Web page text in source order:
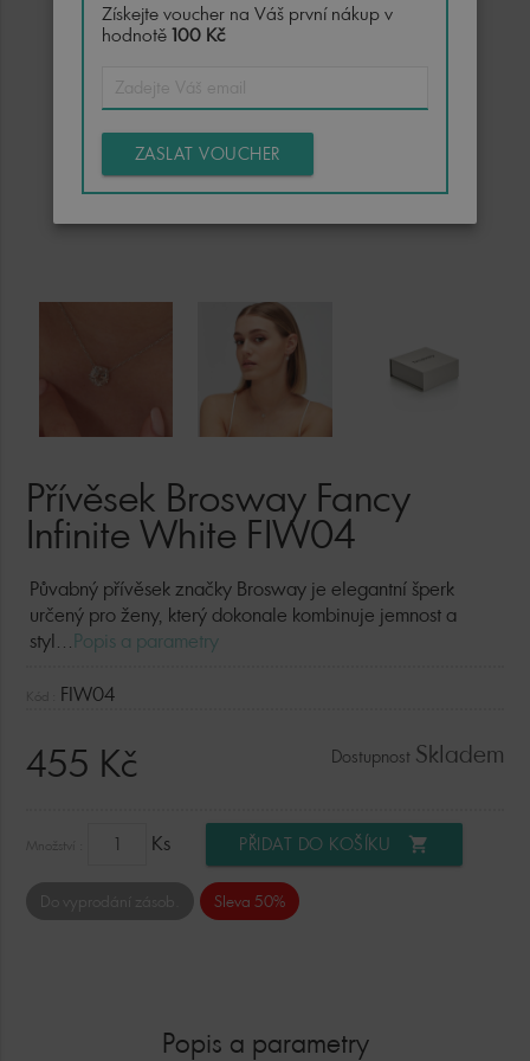
Přívěsek Brosway Fancy
Infinite White FIW04
Půvabný přívěsek značky Brosway je elegantní šperk
určený pro ženy, který dokonale kombinuje jemnost a
styl...Popis a parametry
FIW04
455 Kč Dostupnost Skladem
Množství : Ks PŘIDAT DO KOŠÍKU shopping_cart
Do vyprodání zásob. Sleva 50%
Popis a parametry
Získejte voucher na Váš první nákup v
hodnotě100 Kč
ZASLAT VOUCHER